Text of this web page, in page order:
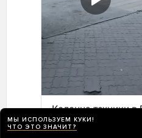
МЫ ИСПОЛЬЗУЕМ КУКИ!
ЧТО ЭТО ЗНАЧИТ?